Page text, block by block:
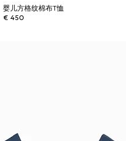
婴儿方格纹棉布T恤
€ 450